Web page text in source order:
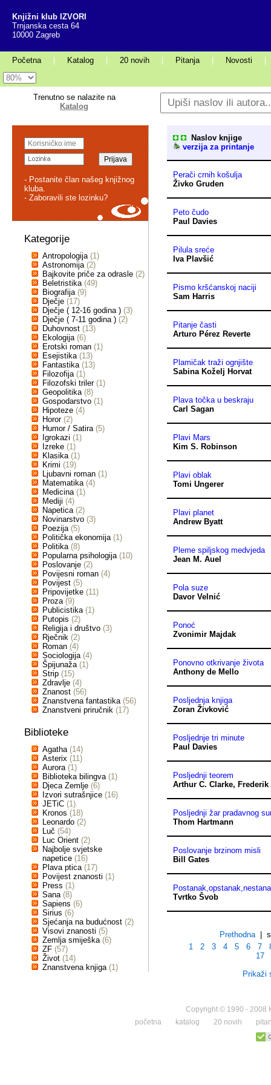
Knjižni klub IZVORI
Trnjanska cesta 64
10000 Zagreb
Početna Katalog 20 novih Pitanja Novosti
Trenutno se nalazite na
Katalog
- Postanite član našeg knjižnog
kluba.
- Zaboravili ste lozinku?
Kategorije
Antropologija (1)
Astronomija (2)
Bajkovite priče za odrasle (2)
Beletristika (49)
Biografija (9)
Dječje (17)
Dječje ( 12-16 godina ) (3)
Dječje ( 7-11 godina ) (2)
Duhovnost (13)
Ekologija (6)
Erotski roman (1)
Esejistika (13)
Fantastika (13)
Filozofija (1)
Filozofski triler (1)
Geopolitika (8)
Gospodarstvo (1)
Hipoteze (4)
Horor (2)
Humor / Satira (5)
Igrokazi (1)
Izreke (1)
Klasika (1)
Krimi (19)
Ljubavni roman (1)
Matematika (4)
Medicina (1)
Mediji (4)
Napetica (2)
Novinarstvo (3)
Poezija (5)
Politička ekonomija (1)
Politika (8)
Popularna psihologija (10)
Poslovanje (2)
Povijesni roman (4)
Povijest (5)
Pripovijetke (11)
Proza (9)
Publicistika (1)
Putopis (2)
Religija i društvo (3)
Rječnik (2)
Roman (4)
Sociologija (4)
Špijunaža (1)
Strip (15)
Zdravlje (4)
Znanost (56)
Znanstvena fantastika (56)
Znanstveni priručnik (17)
Biblioteke
Agatha (14)
Asterix (11)
Aurora (1)
Biblioteka bilingva (1)
Djeca Zemlje (6)
Izvori sutrašnjice (16)
JETiC (1)
Kronos (18)
Leonardo (2)
Luč (54)
Luc Orient (2)
Najbolje svjetske
napetice (16)
Plava ptica (17)
Povijest znanosti (1)
Press (1)
Sana (8)
Sapiens (6)
Sirius (6)
Sjećanja na budućnost (2)
Visovi znanosti (5)
Zemlja smiješka (6)
ZF (57)
Život (14)
Znanstvena knjiga (1)
Naslov knjige
verzija za printanje
Perači crnih košulja
Živko Gruden
Peto čudo
Paul Davies
Pilula sreće
Iva Plavšić
Pismo kršćanskoj naciji
Sam Harris
Pitanje časti
Arturo Pérez Reverte
Plamičak traži ognjište
Sabina Koželj Horvat
Plava točka u beskraju
Carl Sagan
Plavi Mars
Kim S. Robinson
Plavi oblak
Tomi Ungerer
Plavi planet
Andrew Byatt
Pleme spiljskog medvjeda
Jean M. Auel
Pola suze
Davor Velnić
Ponoć
Zvonimir Majdak
Ponovno otkrivanje života
Anthony de Mello
Posljednja knjiga
Zoran Živković
Posljednje tri minute
Paul Davies
Posljednji teorem
Arthur C. Clarke,
Posljednji žar pradavnog
Thom Hartmann
Poslovanje brzinom misli
Bill Gates
Tvrtko Švob
Prethodna|
1
2 3 4 5 6 7
17
Prikaži
Copyright © 1990 - 2008
početna
katalog 20 novih